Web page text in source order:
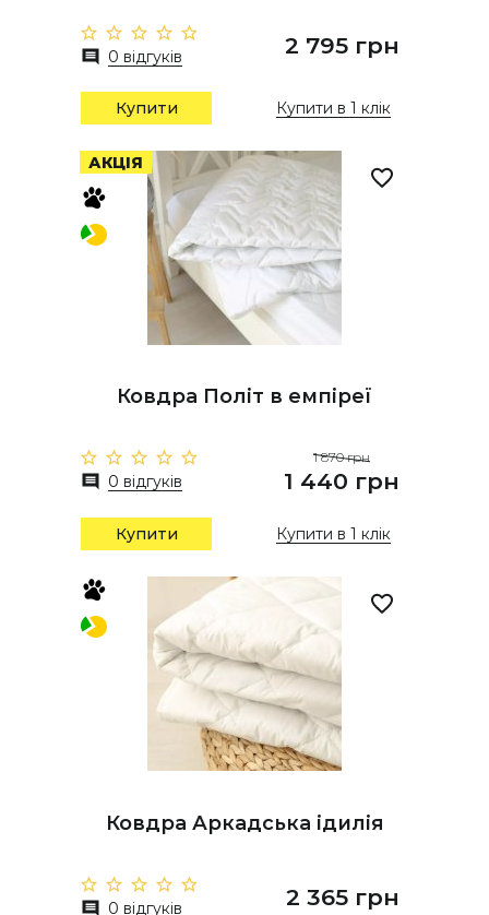
0 відгуків 2 795 грн
Купити Купити в 1 клік
АКЦІЯ
Ковдра Політ в емпіреї
0 відгуків
1 870 грн
1 440 грн
Купити Купити в 1 клік
Ковдра Аркадська ідилія
0 відгуків 2 365 грн